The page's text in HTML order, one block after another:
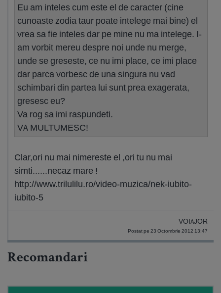
Eu am inteles cum este el de caracter (cine
cunoaste zodia taur poate intelege mai bine) el
vrea sa fie inteles dar pe mine nu ma intelege. I-
am vorbit mereu despre noi unde nu merge,
unde se greseste, ce nu imi place, ce imi place
dar parca vorbesc de una singura nu vad
schimbari din partea lui sunt prea exagerata,
gresesc eu?
Va rog sa imi raspundeti.
VA MULTUMESC!
Clar,ori nu mai nimereste el ,ori tu nu mai
simti......necaz mare !
http://www.trilulilu.ro/video-muzica/nek-iubito-
iubito-5
VOIAJOR
Postat pe 23 Octombrie 2012 13:47
Recomandari